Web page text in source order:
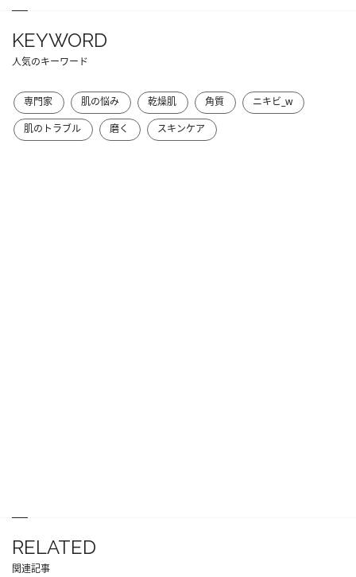
KEYWORD
人気のキーワード
専門家 肌の悩み 乾燥肌 角質
ニキビ_w
肌のトラブル
磨く スキンケア
RELATED
関連記事